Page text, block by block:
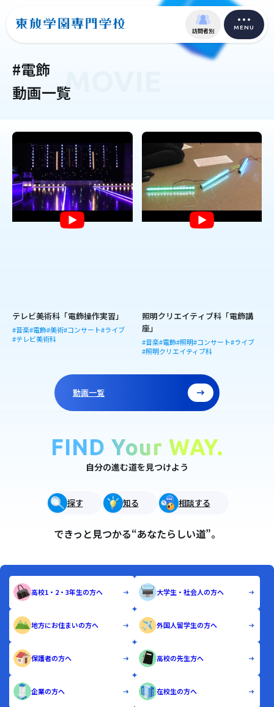
訪問者別 MENU
#電飾
動画一覧MOVIE
テレビ美術科「電飾操作実習」
#音楽#電飾#美術#コンサート#ライブ
#テレビ美術科
照明クリエイティブ科「電飾講
座」
#音楽#電飾#照明#コンサート#ライブ
#照明クリエイティブ科
動画一覧
FIND Your WAY.
自分の進む道を見つけよう
探す 知る 相談する
できっと見つかる“あなたらしい道”。
高校1・2・3年生の方へ 大学生・社会人の方へ
地方にお住まいの方へ 外国人留学生の方へ
保護者の方へ 高校の先生方へ
企業の方へ 在校生の方へ